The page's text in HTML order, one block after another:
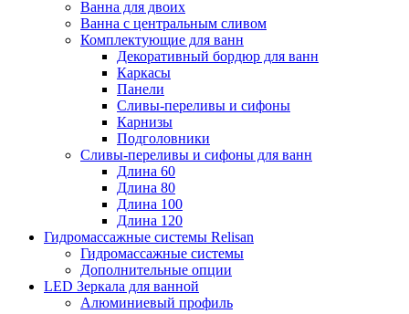
Ванна для двоих
Ванна с центральным сливом
Комплектующие для ванн
Декоративный бордюр для ванн
Каркасы
Панели
Сливы-переливы и сифоны
Карнизы
Подголовники
Сливы-переливы и сифоны для ванн
Длина 60
Длина 80
Длина 100
Длина 120
Гидромассажные системы Relisan
Гидромассажные системы
Дополнительные опции
LED Зеркала для ванной
Алюминиевый профиль